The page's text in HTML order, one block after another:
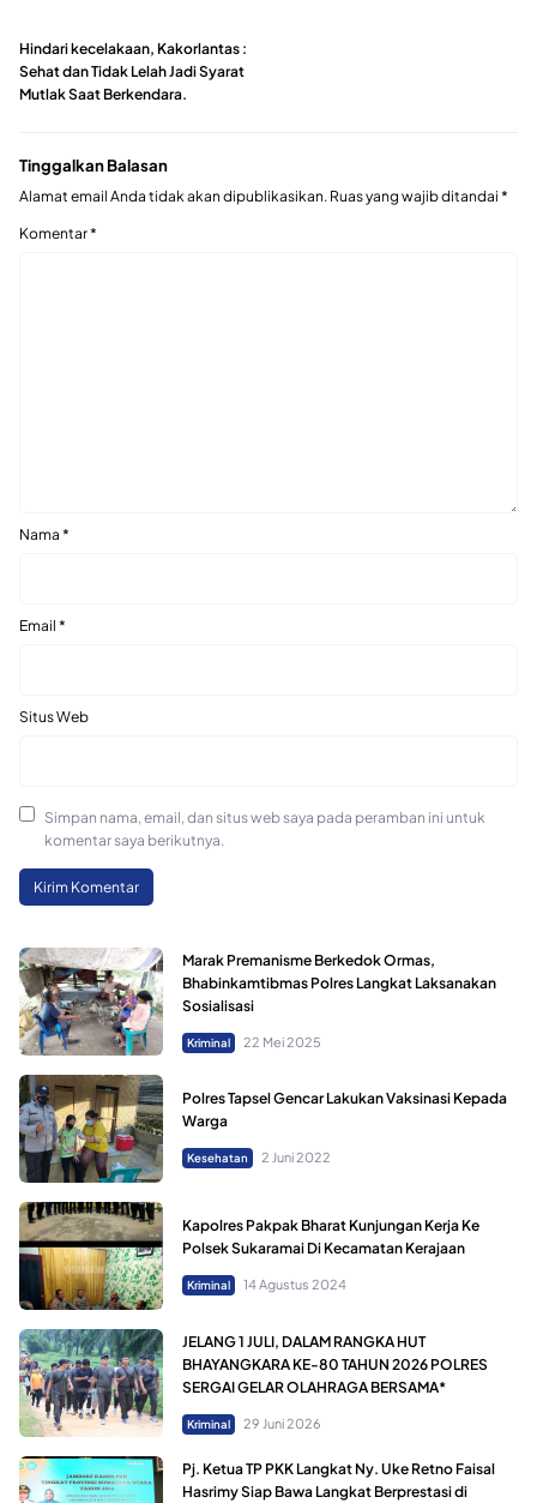
Hindari kecelakaan, Kakorlantas :
Sehat dan Tidak Lelah Jadi Syarat
Mutlak Saat Berkendara.
Tinggalkan Balasan
Alamat email Anda tidak akan dipublikasikan. Ruas yang wajib ditandai *
Komentar*
Nama *
Email *
Situs Web
Simpan nama, email, dan situs web saya pada peramban ini untuk
komentar saya berikutnya.
Marak Premanisme Berkedok Ormas,
Bhabinkamtibmas Polres Langkat Laksanakan
Sosialisasi
Kriminal 22 Mei 2025
Polres Tapsel Gencar Lakukan Vaksinasi Kepada
Warga
Kesehatan 2 Juni 2022
Kapolres Pakpak Bharat Kunjungan Kerja Ke
Polsek Sukaramai Di Kecamatan Kerajaan
Kriminal 14 Agustus 2024
JELANG 1 JULI, DALAM RANGKA HUT
BHAYANGKARA KE-80 TAHUN 2026 POLRES
SERGAI GELAR OLAHRAGA BERSAMA*
Kriminal 29 Juni 2026
Pj. Ketua TP PKK Langkat Ny. Uke Retno Faisal
Hasrimy Siap Bawa Langkat Berprestasi di